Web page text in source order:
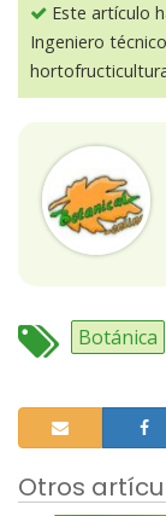
Este artículo
Ingeniero
Botánica
Otros